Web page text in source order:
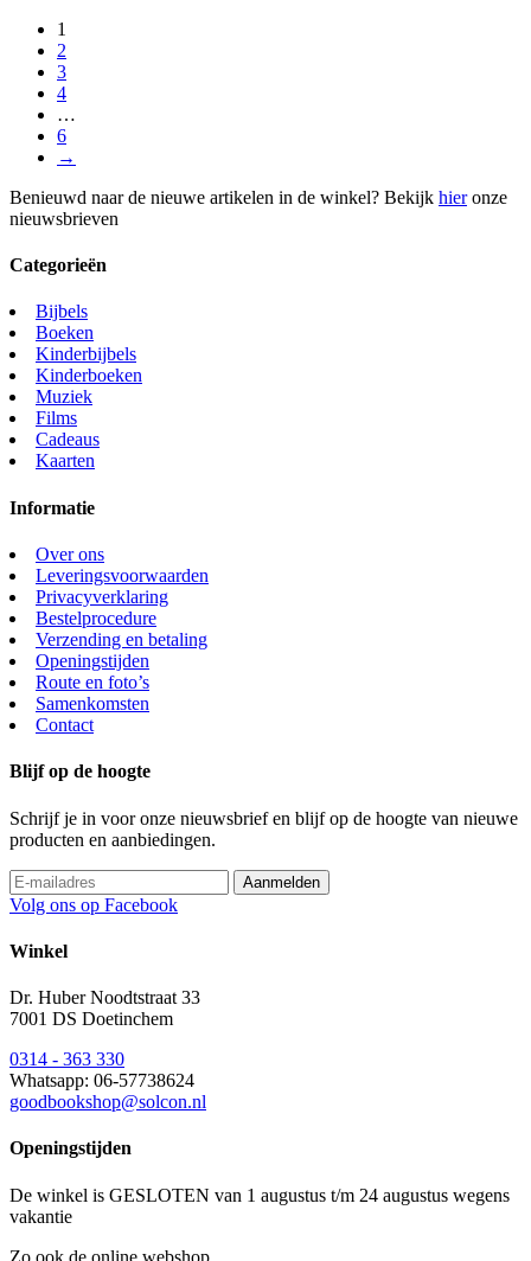
1
2
3
4
…
6
→
Benieuwd naar de nieuwe artikelen in de winkel? Bekijk hieronze
nieuwsbrieven
Categorieën
Bijbels
Boeken
Kinderbijbels
Kinderboeken
Muziek
Films
Cadeaus
Kaarten
Informatie
Over ons
Leveringsvoorwaarden
Privacyverklaring
Bestelprocedure
Verzending en betaling
Openingstijden
Route en foto’s
Samenkomsten
Contact
Blijf op de hoogte
Schrijf je in voor onze nieuwsbrief en blijf op de hoogte van nieuwe
producten en aanbiedingen.
Volg ons op Facebook
Winkel
Dr. Huber Noodtstraat 33
7001 DS Doetinchem
0314 - 363 330
Whatsapp: 06-57738624
goodbookshop@solcon.nl
Openingstijden
De winkel is GESLOTEN van 1 augustus t/m 24 augustus wegens
vakantie
Zo ook de online webshop